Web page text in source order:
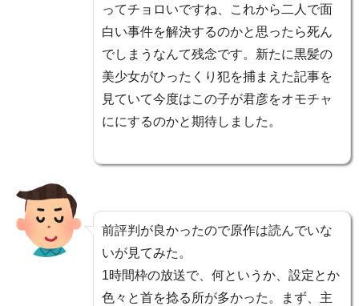
ってチョロいですね、これから二人で面
白い事件を解決するのかと思ったら死ん
でしまうなんて残念です。新たに黒髪の
美少女がひったくり犯を捕まえた記事を
見ていて今度はこの子が君彦をオモチャ
ににするのかと期待しました。
前評判が良かったので原作は読んでいな
いが見てみた。
1時間枠の放送で、何というか、設定とか
色々と首を捻る所が多かった。まず、主